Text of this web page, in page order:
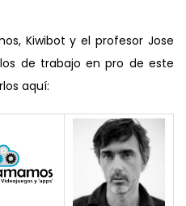
Kiwibot y el profesor Jose
de trabajo en pro de este
aquí: